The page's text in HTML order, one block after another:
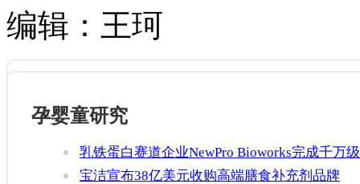
编辑：王珂
孕婴童研究
乳铁蛋白赛道企业NewPro Bioworks完成千万级
融资
宝洁宣布38亿美元收购高端膳食补充剂品牌